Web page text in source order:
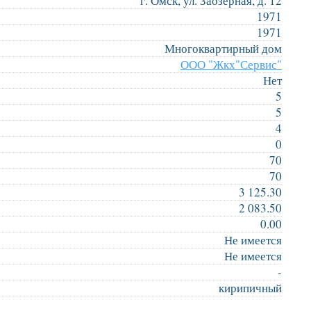
1971
1971
Многоквартирный дом
ООО "Жкх"Сервис"
Нет
5
5
4
0
70
70
3 125.30
2 083.50
0.00
Не имеется
Не имеется
-
кирипичный